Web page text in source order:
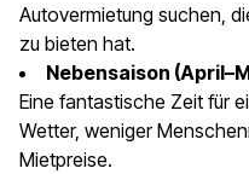
Autovermietung suchen,
zu bieten hat.
Nebensaison
Eine fantastische Zeit für
Wetter, weniger
Mietpreise.